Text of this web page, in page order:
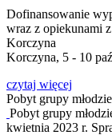
Dofinansowanie
wraz z opiekunami
Korczyna
Korczyna, 5 - 10
czytaj więcej
Pobyt grupy
Pobyt grupy
kwietnia 2023 r.